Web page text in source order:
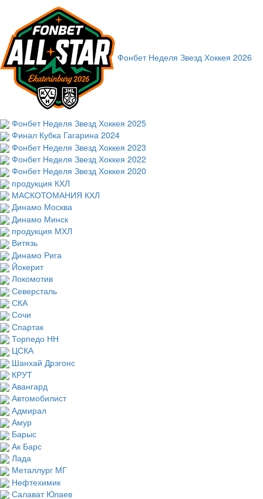
Фонбет Неделя Звезд Хоккея 2026
Фонбет Неделя Звезд Хоккея 2025
Финал Кубка Гагарина 2024
Фонбет Неделя Звезд Хоккея 2023
Фонбет Неделя Звезд Хоккея 2022
Фонбет Неделя Звезд Хоккея 2020
продукция КХЛ
МАСКОТОМАНИЯ КХЛ
Динамо Москва
Динамо Минск
продукция МХЛ
Витязь
Динамо Рига
Йокерит
Локомотив
Северсталь
СКА
Сочи
Спартак
Торпедо НН
ЦСКА
Шанхай Дрэгонс
КРУТ
Авангард
Автомобилист
Адмирал
Амур
Барыс
Ак Барс
Лада
Металлург МГ
Нефтехимик
Салават Юлаев